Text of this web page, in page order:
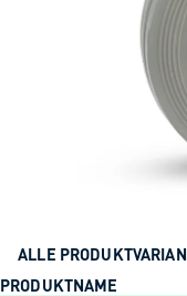
ALLE
PRODUKTNAME